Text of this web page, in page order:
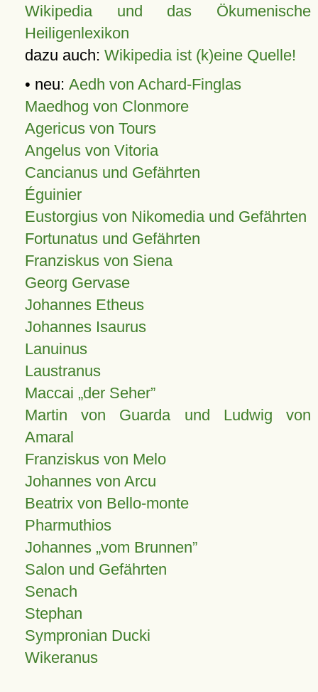
Wikipedia und das Ökumenische
Heiligenlexikon
dazu auch: Wikipedia ist (k)eine Quelle!
• neu: Aedh von Achard-Finglas
Maedhog von Clonmore
Agericus von Tours
Angelus von Vitoria
Cancianus und Gefährten
Éguinier
Eustorgius von Nikomedia und Gefährten
Fortunatus und Gefährten
Franziskus von Siena
Georg Gervase
Johannes Etheus
Johannes Isaurus
Lanuinus
Laustranus
Maccai „der Seher”
Martin von Guarda und Ludwig von
Amaral
Franziskus von Melo
Johannes von Arcu
Beatrix von Bello-monte
Pharmuthios
Johannes vom Brunnen
Salon und Gefährten
Senach
Stephan
Sympronian Ducki
Wikeranus